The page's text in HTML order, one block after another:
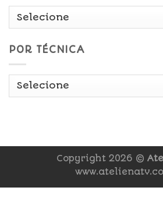
POR TÉCNICA
Copyright 2026 ©